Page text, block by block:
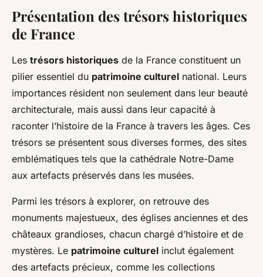
Présentation des trésors historiques
de France
Les trésors historiques de la France constituent un
pilier essentiel du patrimoine culturel national. Leurs
importances résident non seulement dans leur beauté
architecturale, mais aussi dans leur capacité à
raconter l’histoire de la France à travers les âges. Ces
trésors se présentent sous diverses formes, des sites
emblématiques tels que la cathédrale Notre-Dame
aux artefacts préservés dans les musées.
Parmi les trésors à explorer, on retrouve des
monuments majestueux, des églises anciennes et des
châteaux grandioses, chacun chargé d’histoire et de
mystères. Le patrimoine culturel inclut également
des artefacts précieux, comme les collections